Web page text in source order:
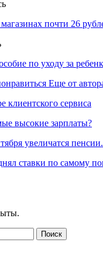
почти 26
по уходу за
Еще от
клиентского сервиса
высокие зарплаты?
увеличатся
ставки по самому